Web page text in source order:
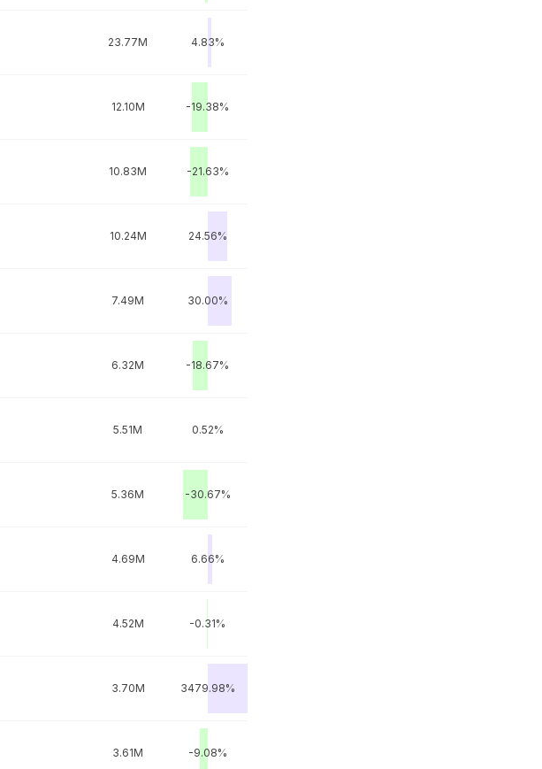
23.77M 4.83%
12.10M -19.38%
10.83M -21.63%
10.24M 24.56%
7.49M 30.00%
6.32M -18.67%
5.51M 0.52%
5.36M -30.67%
4.69M 6.66%
4.52M -0.31%
3.70M 3479.98%
3.61M -9.08%